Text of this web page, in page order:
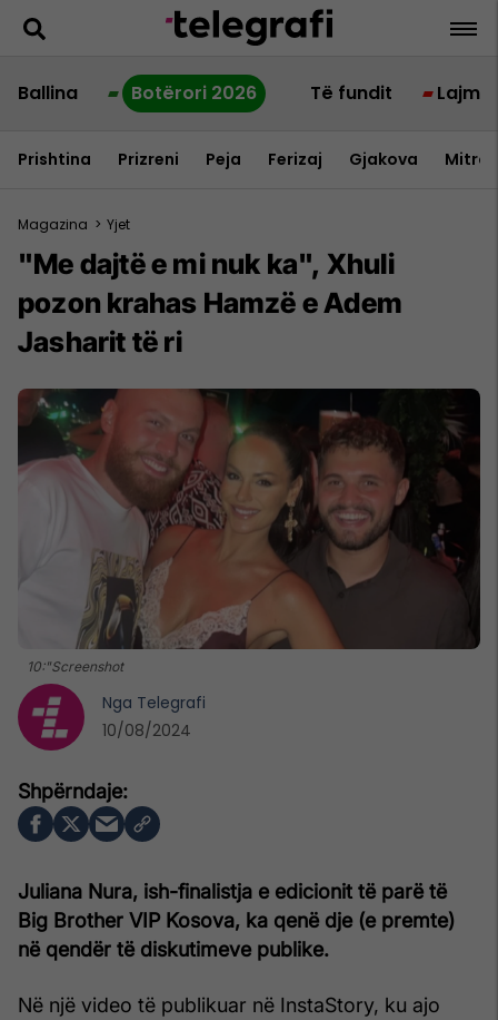
Ballina Botërori 2026 Të fundit Lajme
Prishtina Prizreni Peja Ferizaj Gjakova
Magazina > Yjet
"Me dajtë e mi nuk ka", Xhuli
pozon krahas Hamzë e Adem
Jasharit të ri
10:"Screenshot
Juliana Nura, ish-finalistja e edicionit të parë të
Big Brother VIP Kosova, ka qenë dje (e premte)
në qendër të diskutimeve publike.
Në një video të publikuar në InstaStory, ku ajo
Nga Telegrafi
10/08/2024